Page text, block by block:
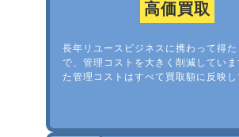
高価買取
長年リユースビジネスに携わって得た
で、管理コストを大きく削減していま
た管理コストはすべて買取額に反映し